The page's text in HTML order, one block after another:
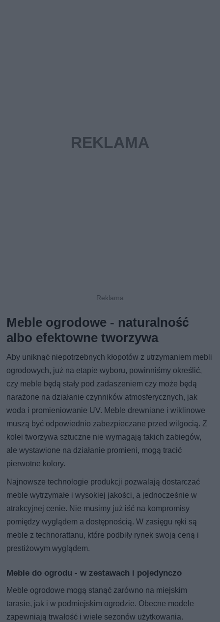
Meble ogrodowe - naturalność
albo efektowne tworzywa
Aby uniknąć niepotrzebnych kłopotów z utrzymaniem mebli
ogrodowych, już na etapie wyboru, powinniśmy określić,
czy meble będą stały pod zadaszeniem czy może będą
narażone na działanie czynników atmosferycznych, jak
woda i promieniowanie UV. Meble drewniane i wiklinowe
muszą być odpowiednio zabezpieczane przed wilgocią. Z
kolei tworzywa sztuczne nie wymagają takich zabiegów,
ale wystawione na działanie promieni, mogą tracić
pierwotne kolory.
Najnowsze technologie produkcji pozwalają dostarczać
meble wytrzymałe i wysokiej jakości, a jednocześnie w
atrakcyjnej cenie. Nie musimy już iść na kompromisy
pomiędzy wyglądem a dostępnością. W zasięgu ręki są
meble z technorattanu, które podbiły rynek swoją ceną i
prestiżowym wyglądem.
Meble do ogrodu - w zestawach i pojedynczo
Meble ogrodowe mogą stanąć zarówno na miejskim
tarasie, jak i w podmiejskim ogrodzie. Obecne modele
zapewniają trwałość i wiele sezonów użytkowania.